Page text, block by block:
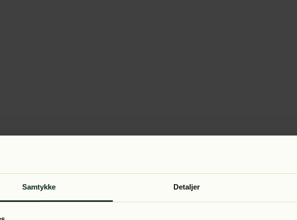
Samtykke Detaljer